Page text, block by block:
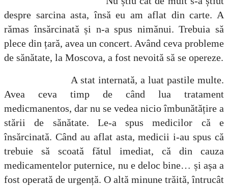
despre sarcina asta, însă eu am aflat din carte. A
rămas însărcinată și n-a spus nimănui. Trebuia să
plece din țară, avea un concert. Având ceva probleme
de sănătate, la Moscova, a fost nevoită să se opereze.
A stat internată, a luat pastile multe.
Avea ceva timp de când lua tratament
medicmanentos, dar nu se vedea nicio îmbunătățire a
stării de sănătate. Le-a spus medicilor că e
însărcinată. Când au aflat asta, medicii i-au spus că
trebuie să scoată fătul imediat, că din cauza
medicamentelor puternice, nu e deloc bine… și așa a
fost operată de urgență. O altă minune trăită, întrucât